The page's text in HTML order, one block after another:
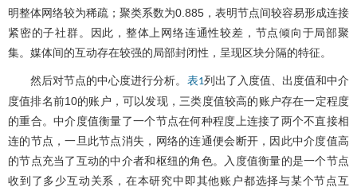
明整体网络较为稀疏；聚类系数为0.885，表明节点间较容易形成连接
紧密的子社群。因此，整体上网络连通性较差，节点倾向于局部聚
集。媒体间的互动存在较强的局部封闭性，呈现区块分隔的特征。
然后对节点的中心度进行分析。 表1列出了入度值、出度值和中介
度值排名前10的账户，可以发现，三类度值较高的账户存在一定程度
的重合。中介度值衡量了一个节点在何种程度上连接了两个不直接相
连的节点，一旦此节点消失，网络的连通便会断开，因此中介度值高
的节点充当了互动的中介者和枢纽的角色。入度值衡量的是一个节点
收到了多少互动关系，在本研究中即其他账户都选择与某个节点互